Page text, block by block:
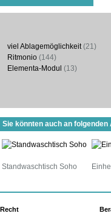
viel Ablagemöglichkeit(21)
Ritmonio (144)
Elementa-Modul (13)
Sie könnten auch an
Standwaschtisch Soho
Recht